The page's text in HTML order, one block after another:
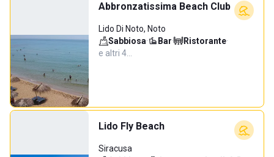
Abbronzatissima Beach Club
Lido Di Noto, Noto
Sabbiosa· Bar· Ristorante·
e altri 4…
Lido Fly Beach
Siracusa